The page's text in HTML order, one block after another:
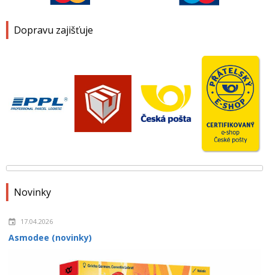
Dopravu zajišťuje
Novinky
17.04.2026
Asmodee (novinky)